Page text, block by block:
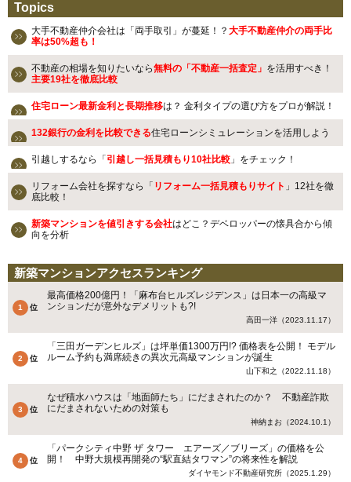
Topics
大手不動産仲介会社は「両手取引」が蔓延！？ 大手不動産仲介の両手比
率は50%超も！
不動産の相場を知りたいなら無料の「不動産一括査定」 を活用すべき！
主要19社を徹底比較
住宅ローン最新金利と長期推移は？ 金利タイプの選び方をプロが解説！
132銀行の金利を比較できる住宅ローンシミュレーションを活用しよう
引越しするなら「 引越し一括見積もり10社比較 」をチェック！
リフォーム会社を探すなら「 リフォーム一括見積もりサイト 」12社を徹
底比較！
新築マンションを値引きする会社はどこ？デベロッパーの懐具合から傾
向を分析
新築マンションアクセスランキング
最高価格200億円！「麻布台ヒルズレジデンス」は日本一の高級マ
ンションだが意外なデメリットも?!
高田一洋（2023.11.17）
「三田ガーデンヒルズ」は坪単価1300万円!? 価格表を公開！ モデル
ルーム予約も満席続きの異次元高級マンションが誕生
山下和之（2022.11.18）
なぜ積水ハウスは「地面師たち」にだまされたのか？ 不動産詐欺
にだまされないための対策も
神納まお（2024.10.1）
「パークシティ中野 ザ タワー エアーズ／ブリーズ」の価格を公
開！ 中野大規模再開発の“駅直結タワマン”の将来性を解説
ダイヤモンド不動産研究所（2025.1.29）